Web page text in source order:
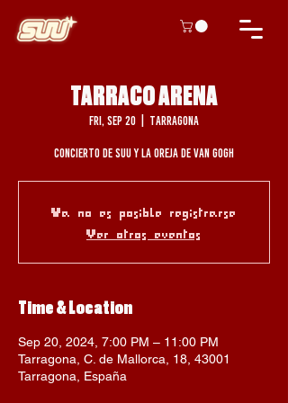
TARRACO ARENA
Fri, Sep 20 Tarragona
Concierto de Suu y La Oreja De Van Gogh
Ya no es posible registrarse
Ver otros eventos
Time & Location
Sep 20, 2024, 7:00 PM – 11:00 PM
Tarragona, C. de Mallorca, 18, 43001
Tarragona, España